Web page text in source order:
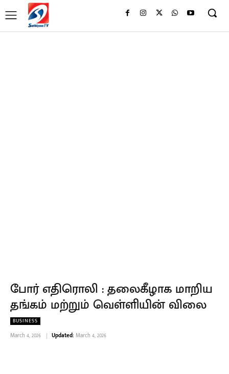
போர் எதிரொலி : தலைகீழாக மாறிய
தங்கம் மற்றும் வெள்ளியின் விலை
BUSINESS
March 4, 2026 Updated: March 4, 2026